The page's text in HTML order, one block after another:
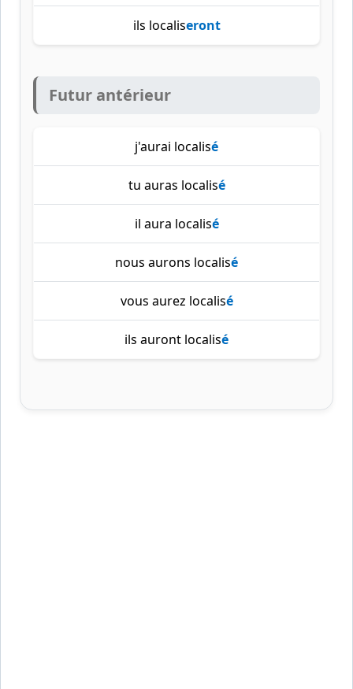
ils localiseront
Futur antérieur
j'aurai localisé
tu auras localisé
il aura localisé
nous aurons localisé
vous aurez localisé
ils auront localisé